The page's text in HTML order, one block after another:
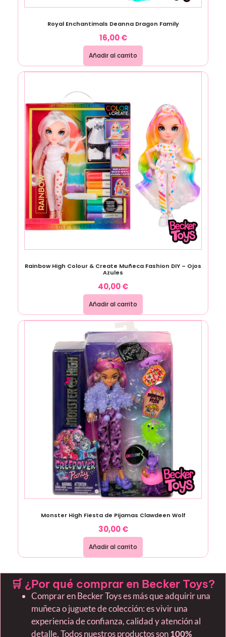
Royal Enchantimals Deanna Dragon Family
16,00€
Añadir al carrito
Rainbow High Colour & Create Muñeca Fashion DIY – Ojos
Azules
40,00€
Añadir al carrito
Monster High Fiesta de Pijamas Clawdeen Wolf
30,00€
Añadir al carrito
🛒 ¿Por qué comprar en Becker Toys?
Comprar en Becker Toys es más que adquirir una
muñeca o juguete de colección: es vivir una
experiencia de confianza, calidad y atención al
detalle. Todos nuestros productos son100%